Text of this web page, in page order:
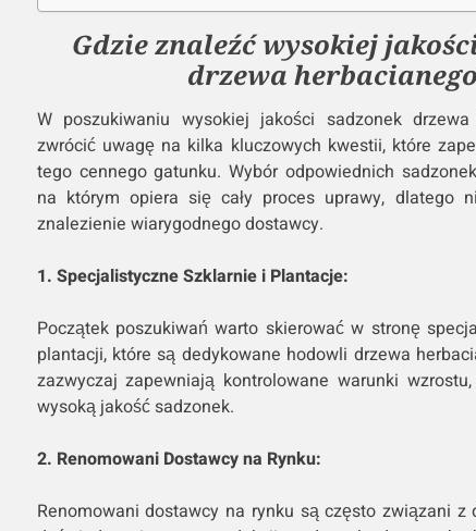
Gdzie znaleźć wysokiej
drzewa
W poszukiwaniu wysokiej jakości sadzonek
zwrócić uwagę na kilka kluczowych kwestii, które
tego cennego gatunku. Wybór odpowiednich
na którym opiera się cały proces uprawy, dlatego
znalezienie wiarygodnego dostawcy.
1. Specjalistyczne Szklarnie i Plantacje:
Początek poszukiwań warto skierować w stronę
plantacji, które są dedykowane hodowli drzewa
zazwyczaj zapewniają kontrolowane warunki
wysoką jakość sadzonek.
2. Renomowani Dostawcy na Rynku:
Renomowani dostawcy na rynku są często związani z